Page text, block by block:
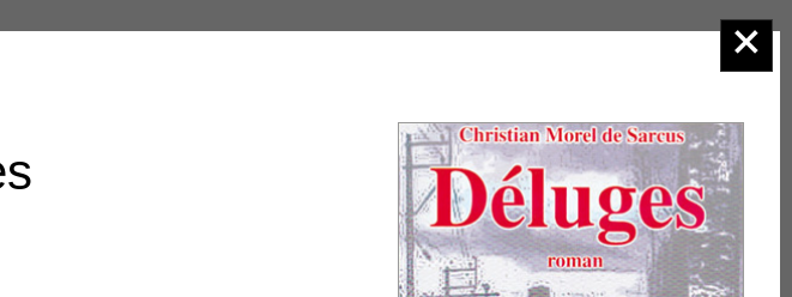
1.Romans, récits adultes
Sur
l'agenda